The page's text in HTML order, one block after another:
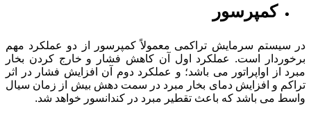
کمپرسور
در سیستم سرمایش تراکمی معمولاً کمپرسور از دو عملکرد مهم
برخوردار است. عملکرد اول آن کاهش فشار و خارج کردن بخار
مبرد از اواپراتور می باشد؛ و عملکرد دوم آن افزایش فشار در اثر
تراکم و افزایش دمای بخار مبرد در سمت دهش بیش از زمان سیال
واسط می باشد که باعث تقطیر مبرد در کندانسور خواهد شد.